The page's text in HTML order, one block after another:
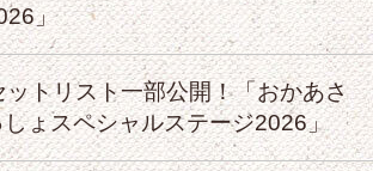
」
ットリスト一部公開！「おかあさ
ょスペシャルステージ2026」